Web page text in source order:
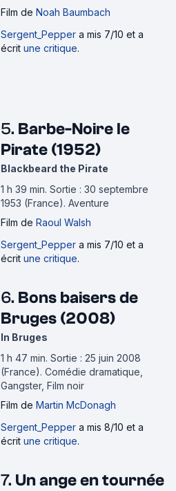
Film de Noah Baumbach
Sergent_Pepper a mis 7/10 et a
écrit une critique.
5. Barbe-Noire le
Pirate (1952)
Blackbeard the Pirate
1 h 39 min. Sortie : 30 septembre
1953 (France). Aventure
Film de Raoul Walsh
Sergent_Pepper a mis 7/10 et a
écrit une critique.
6. Bons baisers de
Bruges (2008)
In Bruges
1 h 47 min. Sortie : 25 juin 2008
(France). Comédie dramatique,
Gangster, Film noir
Film de Martin McDonagh
Sergent_Pepper a mis 8/10 et a
écrit une critique.
7. Un ange en tournée